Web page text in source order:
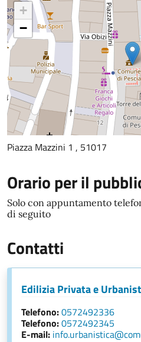
+
−
Piazza Mazzini 1 , 51017
Orario per il
Solo con appuntamento
di seguito
Contatti
Edilizia Privata e
Telefono:0572492336
Telefono:0572492345
E-mail: